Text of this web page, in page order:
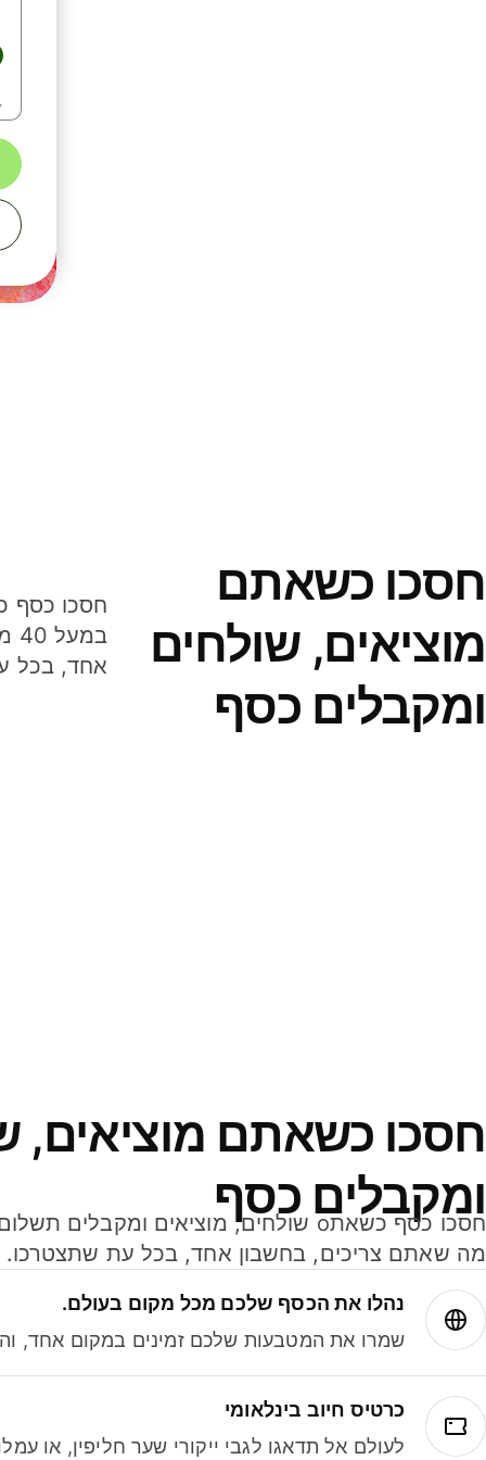
חסכו כשאתם
מוציאים, שולחים
ומקבלים כסף
אחד, בכל
חסכו כשאתם מוציאים,
ומקבלים כסף
מה שאתם צריכים, בחשבון אחד, בכל עת שתצטרכו.
נהלו את הכסף שלכם מכל מקום בעולם.
שמרו את המטבעות שלכם זמינים במקום אחד,
כרטיס חיוב בינלאומי
לעולם אל תדאגו לגבי ייקורי שער חליפין, או